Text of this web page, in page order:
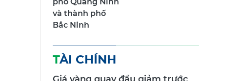
phố Quảng Ninh
và thành phố
Bắc Ninh
TÀI CHÍNH